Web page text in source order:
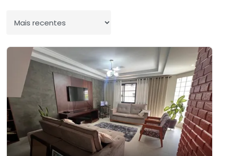
Ordenar por